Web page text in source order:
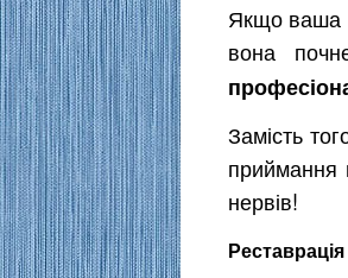
Якщо ваша
вона
Замість
приймання
нервів!